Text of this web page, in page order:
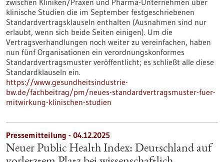
zwischen Kliniken/Praxen und Pharma-Unternehmen über
klinische Studien die im September festgeschriebenen
Standardvertragsklauseln enthalten (Ausnahmen sind nur
erlaubt, wenn sich beide Seiten einigen). Um die
Vertragsverhandlungen noch weiter zu vereinfachen, haben
nun fünf Organisationen ein verordnungskonformes
Standardvertragsmuster veröffentlicht; es schließt alle diese
Standardklauseln ein.
https://www.gesundheitsindustrie-
bw.de/fachbeitrag/pm/neues-standardvertragsmuster-fuer-
mitwirkung-klinischen-studien
Pressemitteilung - 04.12.2025
Neuer Public Health Index: Deutschland auf